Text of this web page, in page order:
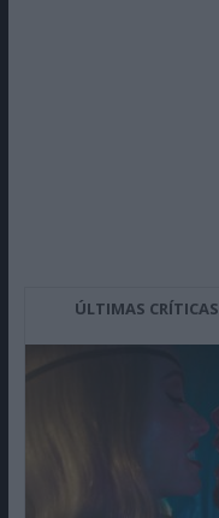
ÚLTIMAS CRÍTICAS